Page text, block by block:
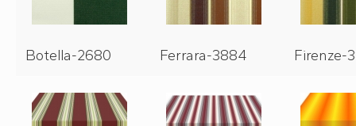
Botella-2680 Ferrara-3884 Firenze-